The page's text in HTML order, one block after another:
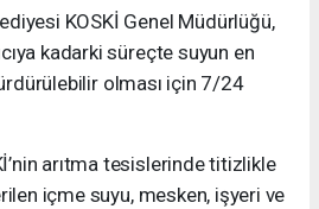
KOSKİ Genel Müdürlüğü,
kadarki süreçte suyun en
olması için 7/24
arıtma tesislerinde titizlikle
içme suyu, mesken, işyeri ve